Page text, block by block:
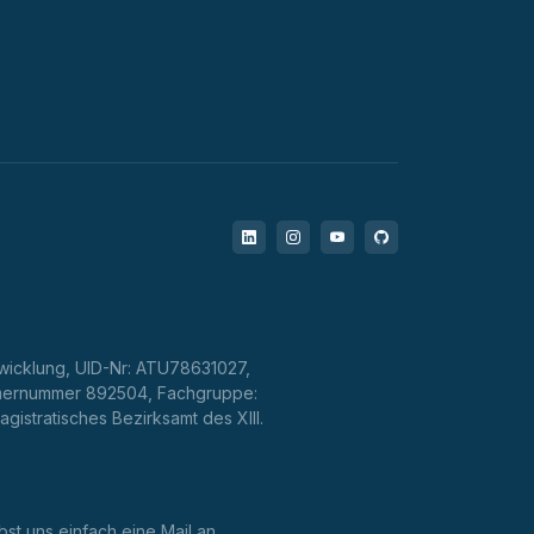
LinkedInInstagramYouTubeGitHub
UID-Nr: ATU78631027,
892504, Fachgruppe:
Bezirksamt des XIII.